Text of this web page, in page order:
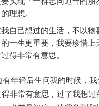
理想。
自己想过的生活，不以物
一生更重要，我要珍惜上
得非常有意思。
有年轻后生问我的时候，我
非常有意思，过了我想过